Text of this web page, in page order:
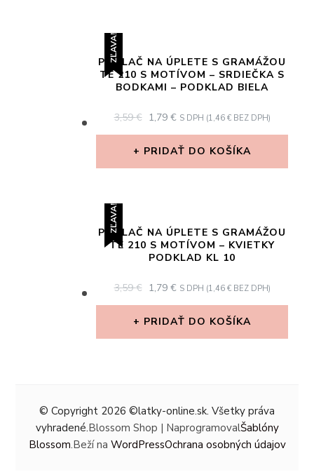
ZĽAVA!
POTLAČ NA ÚPLETE S GRAMÁŽOU
TE 210 S MOTÍVOM – SRDIEČKA S
BODKAMI – PODKLAD BIELA
3,59€
ORIGINAL
PRICE
3,59 €.
1,79 €CURRENT
1,79 €.
S DPH (1,46 €BEZ DPH)
PRIDAŤ DO KOŠÍKA
ZĽAVA!
POTLAČ NA ÚPLETE S GRAMÁŽOU
TE 210 S MOTÍVOM – KVIETKY
PODKLAD KL 10
3,59€
ORIGINAL
PRICE
3,59 €.
1,79 €CURRENT
1,79 €.
S DPH (1,46 €BEZ DPH)
PRIDAŤ DO KOŠÍKA
© Copyright 2026 ©latky-online.sk. Všetky práva
vyhradené.Blossom Shop | NaprogramovalŠablóny
Blossom.Beží na WordPressOchrana osobných údajov